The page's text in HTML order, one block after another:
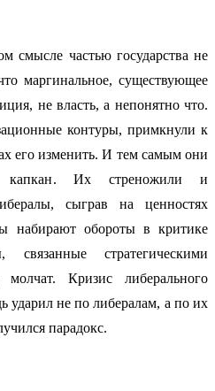
смысле частью государства не
маргинальное, существующее
не власть, а непонятно что.
контуры, примкнули к
его изменить. И тем самым они
капкан. Их стреножили и
сыграв на ценностях
набирают обороты в критике
связанные стратегическими
Кризис либерального
ударил не по либералам, а по их
парадокс.